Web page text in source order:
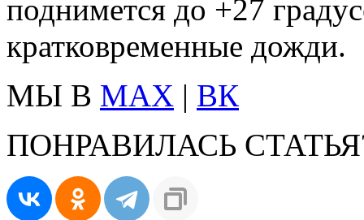
поднимется до +27
кратковременные дожди.
МЫ В MAX | ВК
ПОНРАВИЛАСЬ